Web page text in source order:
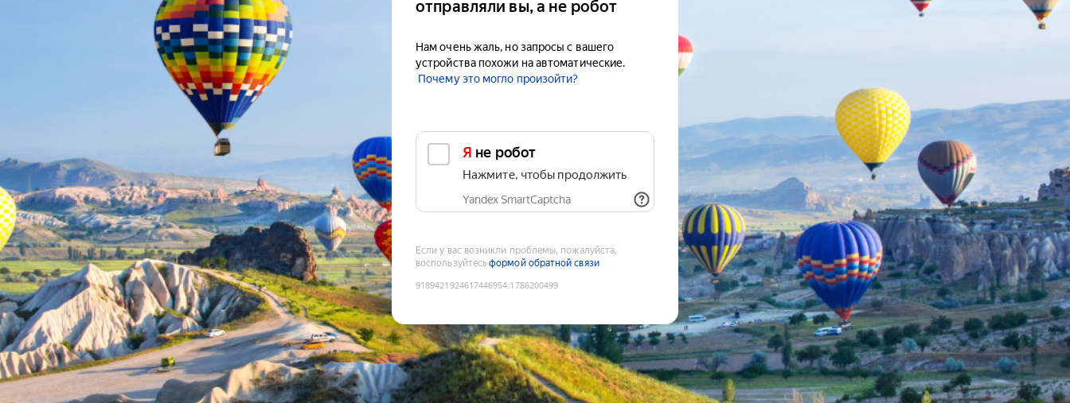
отправляли вы, а не робот
Нам очень жаль, но запросы с вашего
устройства похожи на автоматические.
Почему это могло произойти?
Я не робот
Нажмите, чтобы продолжить
Yandex SmartCaptcha
Если у вас возникли проблемы, пожалуйста,
воспользуйтесьформой обратной связи
9189421924617446954:1786200499